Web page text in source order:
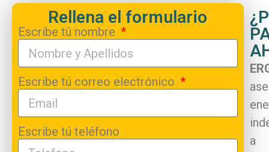
Rellena el formulario
Escribe tú nombre
Escribe tú correo electrónico
Escribe tú teléfono
a